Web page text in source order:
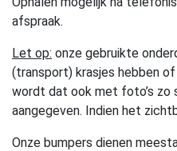
afspraak.
Let op: onze gebruikte
(transport) krasjes hebben
wordt dat ook met foto’s zo
aangegeven. Indien het
Onze bumpers dienen